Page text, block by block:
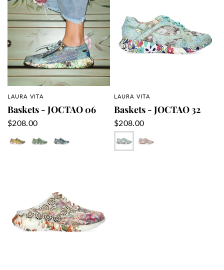
APERÇU RAPIDE
LAURA VITA
Baskets - JOCTAO 06
$208.00
APERÇU RAPIDE
LAURA VITA
Baskets - JOCTAO 32
$208.00
Ciel